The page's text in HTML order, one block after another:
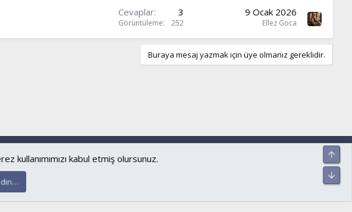
Cevaplar 3
Görüntüleme 252
9 Ocak 2026
Ellez Goca
Buraya mesaj yazmak için üye olmanız gereklidir.
R
S
XenForo Ltd.
kullanımımızı kabul etmiş olursunuz.
Üst
Alt